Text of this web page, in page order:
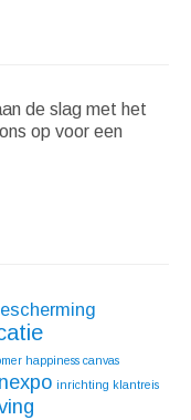
de slag met het
op voor een
happiness canvas
inrichting klantreis